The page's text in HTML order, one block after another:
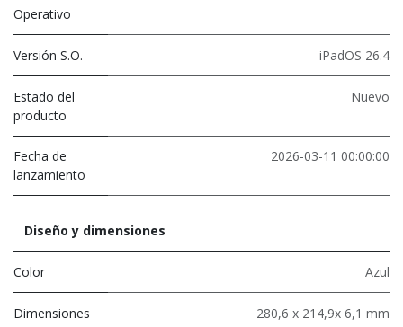
Operativo
Versión S.O. iPadOS 26.4
Estado del
producto
Nuevo
Fecha de
lanzamiento
2026-03-11 00:00:00
Diseño y dimensiones
Color Azul
Dimensiones 280,6 x 214,9x 6,1 mm